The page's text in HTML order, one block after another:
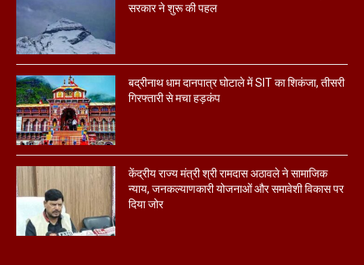
सरकार ने शुरू की पहल
बद्रीनाथ धाम दानपात्र घोटाले में SIT का शिकंजा, तीसरी
गिरफ्तारी से मचा हड़कंप
केंद्रीय राज्य मंत्री श्री रामदास अठावले ने सामाजिक
न्याय, जनकल्याणकारी योजनाओं और समावेशी विकास पर
दिया जोर